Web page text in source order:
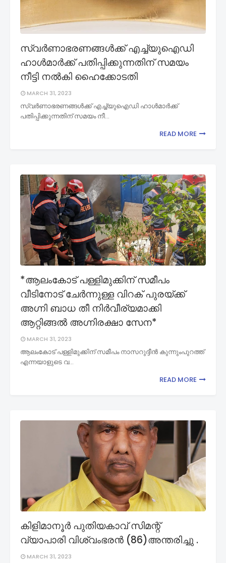
സ്വർണാഭരണങ്ങൾക്ക് എച്ച്‌യുഐഡി
ഹാൾമാർക്ക് പതിപ്പിക്കുന്നതിന് സമയം
നീട്ടി നൽകി ഹൈക്കോടതി
MARCH 31, 2023
സ്വർണാഭരണങ്ങൾക്ക് എച്ച്‌യുഐഡി ഹാൾമാർക്ക്
പതിപ്പിക്കുന്നതിന് സമയം നീ…
READ MORE
*ആലംകോട് പള്ളിമുക്കിന് സമീപം
വീടിനോട് ചേർന്നുള്ള വിറക് പുരയ്ക്ക്
അഗ്നി ബാധ തീ നിർവീര്യമാക്കി
ആറ്റിങ്ങൽ അഗ്നിരക്ഷാ സേന*
MARCH 31, 2023
ആലംകോട് പള്ളിമുക്കിന് സമീപം നാസറുദ്ദീൻ കുന്നുംപുറത്ത്
എന്നയാളുടെ വ…
READ MORE
കിളിമാനൂർ പുതിയകാവ് സിമന്റ്
വ്യാപാരി വിശ്വംഭരൻ (86)അന്തരിച്ചു .
MARCH 31, 2023